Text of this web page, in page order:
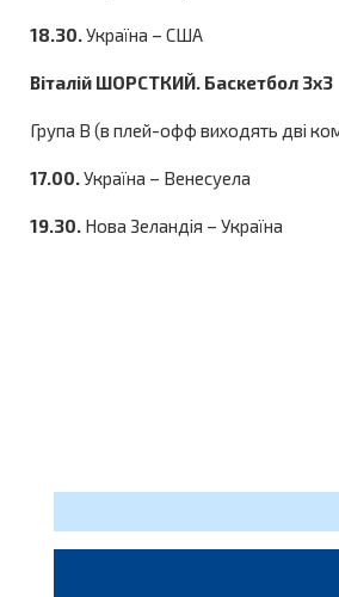
18.30. Україна – США
Віталій ШОРСТКИЙ. Баскетбол 3х3
Група В (в плей-офф виходять дві
17.00. Україна – Венесуела
19.30. Нова Зеландія – Україна